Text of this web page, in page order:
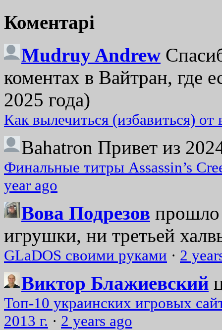
Коментарі
Mudruy Andrew
коментах в Вайтран, где
2025 года)
Как вылечиться (избавиться)
Bahatron Привет из
Финальные титры Assassin’s
year ago
Вова Подрезов прошло
игрушки, ни третьей
GLaDOS своими руками · 2
Виктор Блажиевский
Топ-10 украинских игровых
2013 г. · 2 years ago